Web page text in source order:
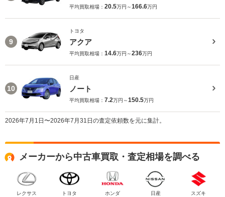
平均買取相場： 20.5万円～166.6万円
9
トヨタ
アクア
平均買取相場： 14.6万円～236万円
10
日産
ノート
平均買取相場： 7.2万円～150.5万円
2026年7月1日〜2026年7月31日の査定依頼数を元に集計。
メーカーから中古車買取・査定相場を調べる
レクサス トヨタ ホンダ 日産 スズキ